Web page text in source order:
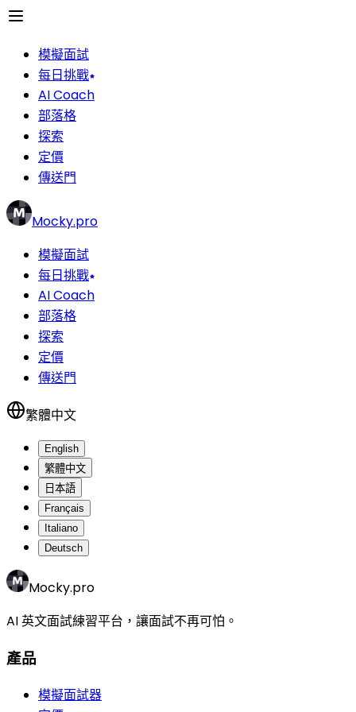
模擬面試
每日挑戰
AI Coach
部落格
探索
定價
傳送門
Mocky.pro
模擬面試
每日挑戰
AI Coach
部落格
探索
定價
傳送門
繁體中文
English
繁體中文
日本語
Français
Italiano
Deutsch
Mocky.pro
AI 英文面試練習平台，讓面試不再可怕。
產品
模擬面試器